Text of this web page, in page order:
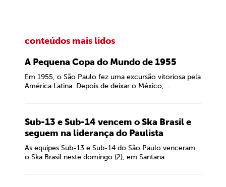
conteúdos mais lidos
A Pequena Copa do Mundo de 1955
Em 1955, o São Paulo fez uma excursão vitoriosa pela
América Latina. Depois de deixar o México,...
Sub-13 e Sub-14 vencem o Ska Brasil e
seguem na liderança do Paulista
As equipes Sub-13 e Sub-14 do São Paulo venceram
o Ska Brasil neste domingo (2), em Santana...